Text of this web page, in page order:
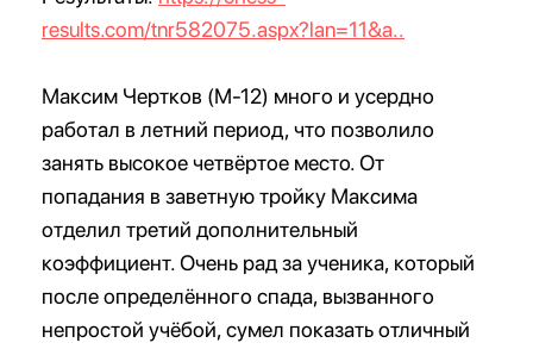
results.com/tnr582075.aspx?lan=11&a..
Максим Чертков (М-12) много и усердно
работал в летний период, что позволило
занять высокое четвёртое место. От
попадания в заветную тройку Максима
отделил третий дополнительный
коэффициент. Очень рад за ученика, который
после определённого спада, вызванного
непростой учёбой, сумел показать отличный